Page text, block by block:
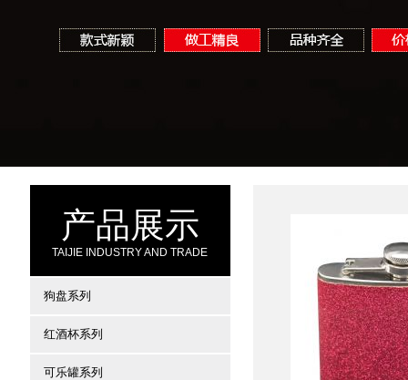
产品展示
TAIJIE INDUSTRY AND TRADE
狗盘系列
红酒杯系列
可乐罐系列